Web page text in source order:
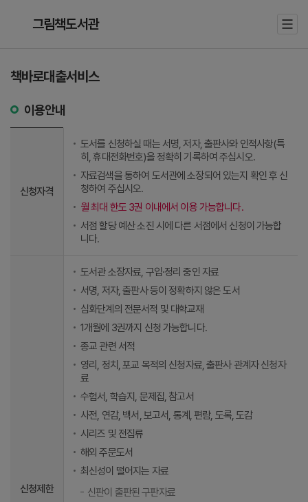
그림책도서관
책바로대출서비스
이용안내
신청자격
도서를 신청하실 때는 서명, 저자, 출판사와 인적사항(특
히, 휴대전화번호)을 정확히 기록하여 주십시오.
자료검색을 통하여 도서관에 소장되어 있는지 확인 후 신
청하여 주십시오.
월 최대 한도 3권 이내에서 이용 가능합니다.
서점 할당 예산 소진 시에 다른 서점에서 신청이 가능합
니다.
신청제한
도서관 소장자료, 구입·정리 중인 자료
서명, 저자, 출판사 등이 정확하지 않은 도서
심화단계의 전문서적 및 대학교재
1개월에 3권까지 신청 가능합니다.
종교 관련 서적
영리, 정치, 포교 목적의 신청자료, 출판사 관계자 신청자
료
수험서, 학습지, 문제집, 참고서
사전, 연감, 백서, 보고서, 통계, 편람, 도록, 도감
시리즈 및 전집류
해외 주문도서
최신성이 떨어지는 자료
신판이 출판된 구판자료